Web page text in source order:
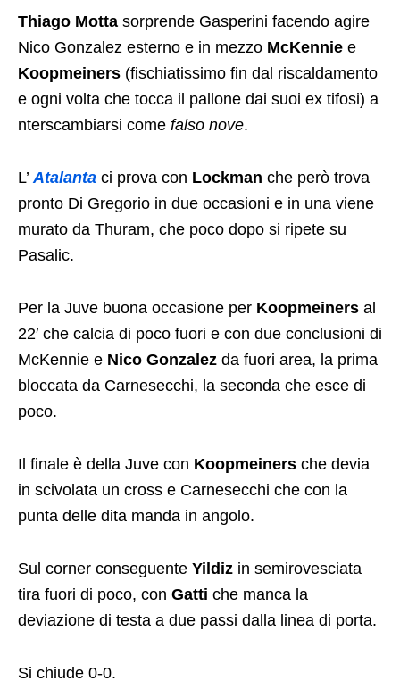
Thiago Motta sorprende Gasperini facendo agire
Nico Gonzalez esterno e in mezzo McKennie e
Koopmeiners (fischiatissimo fin dal riscaldamento
e ogni volta che tocca il pallone dai suoi ex tifosi) a
nterscambiarsi come falso nove.
L’Atalanta ci prova con Lockman che però trova
pronto Di Gregorio in due occasioni e in una viene
murato da Thuram, che poco dopo si ripete su
Pasalic.
Per la Juve buona occasione per Koopmeiners al
22′ che calcia di poco fuori e con due conclusioni di
McKennie e Nico Gonzalez da fuori area, la prima
bloccata da Carnesecchi, la seconda che esce di
poco.
Il finale è della Juve con Koopmeiners che devia
in scivolata un cross e Carnesecchi che con la
punta delle dita manda in angolo.
Sul corner conseguente Yildiz in semirovesciata
tira fuori di poco, con Gatti che manca la
deviazione di testa a due passi dalla linea di porta.
Si chiude 0-0.